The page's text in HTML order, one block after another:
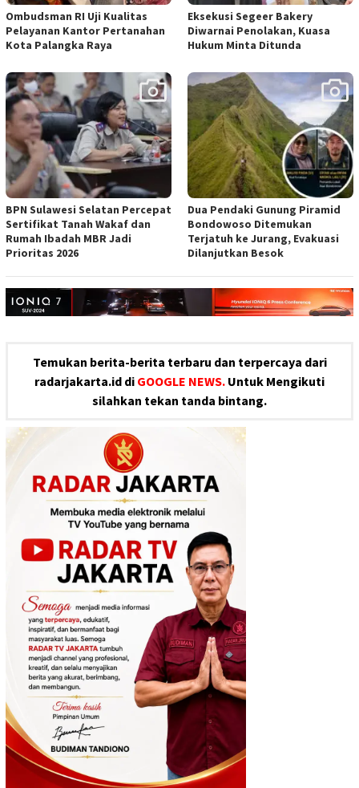
Ombudsman RI Uji Kualitas
Pelayanan Kantor Pertanahan
Kota Palangka Raya
Eksekusi Segeer Bakery
Diwarnai Penolakan, Kuasa
Hukum Minta Ditunda
BPN Sulawesi Selatan Percepat
Sertifikat Tanah Wakaf dan
Rumah Ibadah MBR Jadi
Prioritas 2026
Dua Pendaki Gunung Piramid
Bondowoso Ditemukan
Terjatuh ke Jurang, Evakuasi
Dilanjutkan Besok
Temukan berita-berita terbaru dan terpercaya dari
radarjakarta.id di GOOGLE NEWS. Untuk Mengikuti
silahkan tekan tanda bintang.